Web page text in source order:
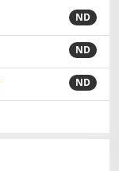
ND
ND
ND